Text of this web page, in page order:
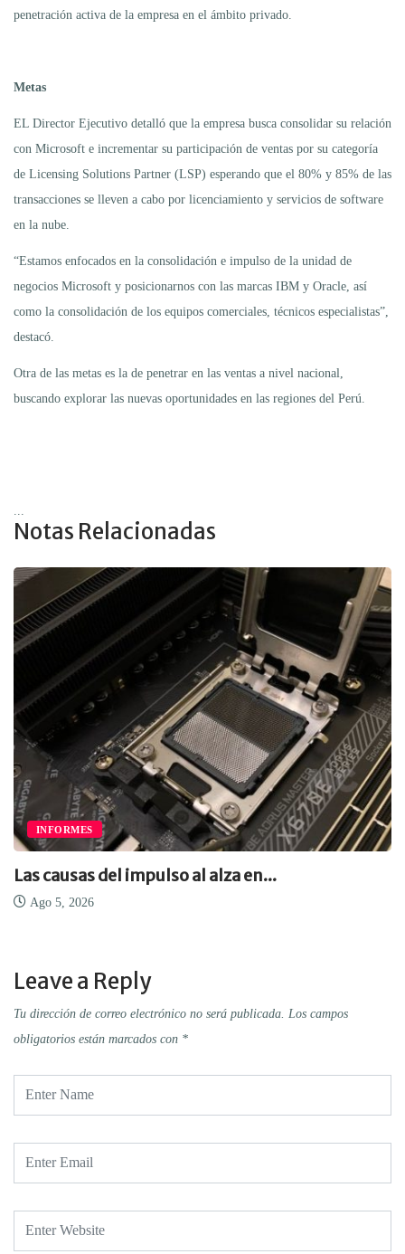
penetración activa de la empresa en el ámbito privado.
Metas
EL Director Ejecutivo detalló que la empresa busca consolidar su relación
con Microsoft e incrementar su participación de ventas por su categoría
de Licensing Solutions Partner (LSP) esperando que el 80% y 85% de las
transacciones se lleven a cabo por licenciamiento y servicios de software
en la nube.
“Estamos enfocados en la consolidación e impulso de la unidad de
negocios Microsoft y posicionarnos con las marcas IBM y Oracle, así
como la consolidación de los equipos comerciales, técnicos especialistas”,
destacó.
Otra de las metas es la de penetrar en las ventas a nivel nacional,
buscando explorar las nuevas oportunidades en las regiones del Perú.
Notas Relacionadas
al alza en...
OPINIÓN
América Latina
Leave a Reply
Tu dirección de correo electrónico no será publicada. Los campos
obligatorios están marcados con *